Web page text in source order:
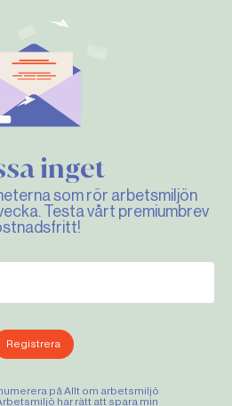
inget
som rör arbetsmiljön
Testa vårt premiumbrev
Registrera
på Allt om arbetsmiljö
har rätt att spara min